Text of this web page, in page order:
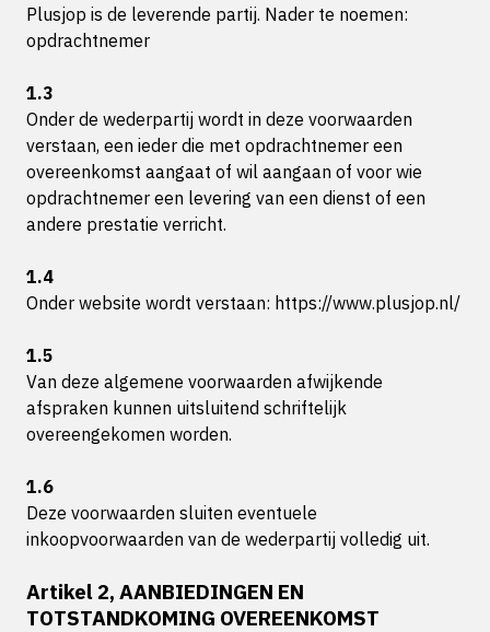
Plusjop is de leverende partij. Nader te noemen:
opdrachtnemer
1.3
Onder de wederpartij wordt in deze voorwaarden
verstaan, een ieder die met opdrachtnemer een
overeenkomst aangaat of wil aangaan of voor wie
opdrachtnemer een levering van een dienst of een
andere prestatie verricht.
1.4
Onder website wordt verstaan: https://www.plusjop.nl/
1.5
Van deze algemene voorwaarden afwijkende
afspraken kunnen uitsluitend schriftelijk
overeengekomen worden.
1.6
Deze voorwaarden sluiten eventuele
inkoopvoorwaarden van de wederpartij volledig uit.
Artikel 2, AANBIEDINGEN EN
TOTSTANDKOMING OVEREENKOMST